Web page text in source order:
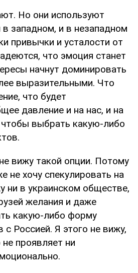
Но они используют
в западном, и в незападном
привычки и усталости от
что эмоция станет
начнут доминировать
выразительными. Что
что будет
давление и на нас, и на
выбрать какую-либо
вижу такой опции. Потому
не хочу спекулировать на
ни в украинском обществе,
желания и даже
какую-либо форму
с Россией. Я этого не вижу,
проявляет ни